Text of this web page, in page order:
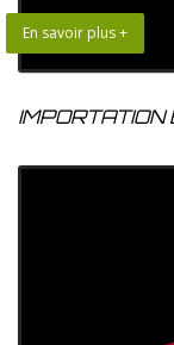
En savoir plus +